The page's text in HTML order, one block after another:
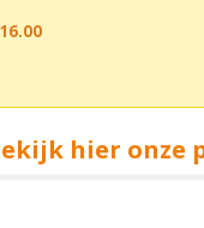
hier onze